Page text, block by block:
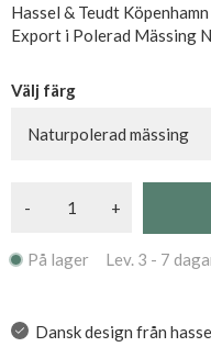
Hassel & Teudt
Export i Polerad Mässing
Välj färg
Naturpolerad mässing
- +
På lager Lev. 3 - 7
Dansk design från